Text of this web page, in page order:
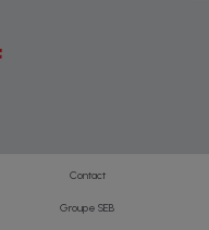
Contact
Groupe SEB